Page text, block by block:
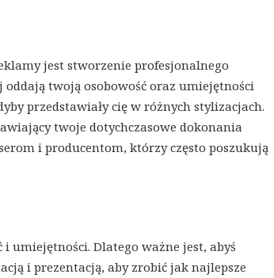
jest stworzenie profesjonalnego
twoją osobowość oraz umiejętności
przedstawiały cię w różnych stylizacjach.
twoje dotychczasowe dokonania
i producentom, którzy często poszukują
umiejętności. Dlatego ważne jest, abyś
i prezentacją, aby zrobić jak najlepsze